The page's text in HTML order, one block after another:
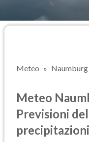
Meteo Naumburg
Meteo
Previsioni